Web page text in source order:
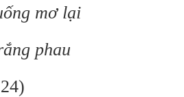
mơ lại
phau